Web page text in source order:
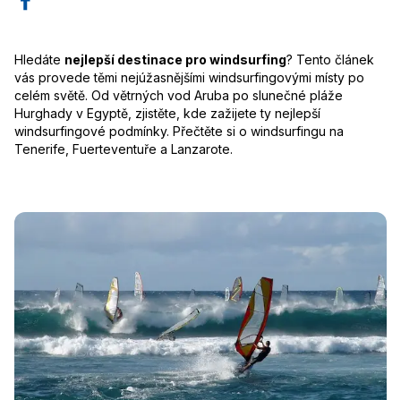
Hledáte nejlepší destinace pro windsurfing? Tento článek
vás provede těmi nejúžasnějšími windsurfingovými místy po
celém světě. Od větrných vod Aruba po slunečné pláže
Hurghady v Egyptě, zjistěte, kde zažijete ty nejlepší
windsurfingové podmínky. Přečtěte si o windsurfingu na
Tenerife, Fuerteventuře a Lanzarote.